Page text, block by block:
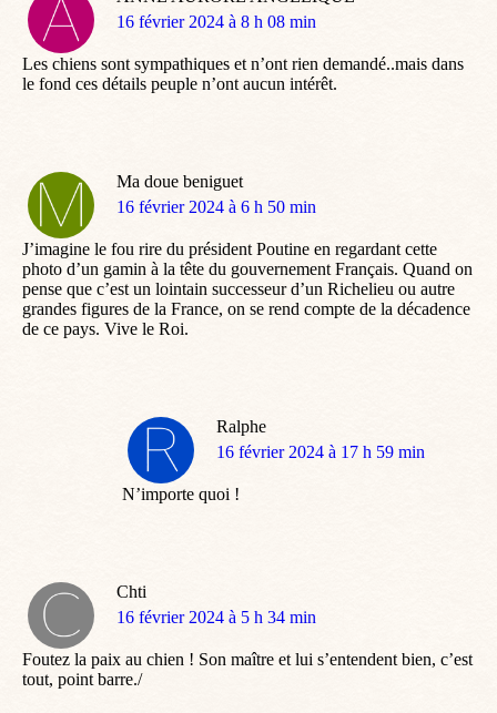
dit
16 février 2024 à 8 h 08 min
Les chiens sont sympathiques et n’ont rien demandé..mais dans
le fond ces détails peuple n’ont aucun intérêt.
Ma doue beniguet
dit
16 février 2024 à 6 h 50 min
J’imagine le fou rire du président Poutine en regardant cette
photo d’un gamin à la tête du gouvernement Français. Quand on
pense que c’est un lointain successeur d’un Richelieu ou autre
grandes figures de la France, on se rend compte de la décadence
de ce pays. Vive le Roi.
Ralphe
dit
16 février 2024 à 17 h 59 min
N’importe quoi !
Chti
dit
16 février 2024 à 5 h 34 min
Foutez la paix au chien ! Son maître et lui s’entendent bien, c’est
tout, point barre./